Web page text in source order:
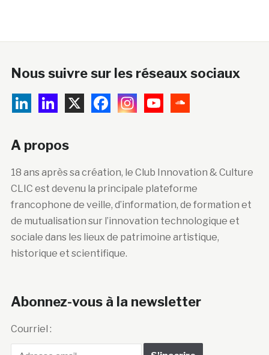
Nous suivre sur les réseaux sociaux
A propos
18 ans après sa création, le Club Innovation & Culture
CLIC est devenu la principale plateforme
francophone de veille, d’information, de formation et
de mutualisation sur l’innovation technologique et
sociale dans les lieux de patrimoine artistique,
historique et scientifique.
Abonnez-vous à la newsletter
Courriel :